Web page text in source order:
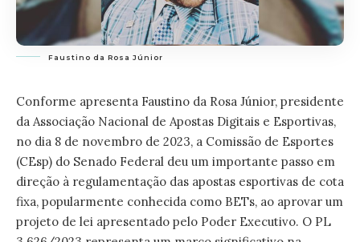
Faustino da Rosa Júnior
Conforme apresenta Faustino da Rosa Júnior, presidente
da Associação Nacional de Apostas Digitais e Esportivas,
no dia 8 de novembro de 2023, a Comissão de Esportes
(CEsp) do Senado Federal deu um importante passo em
direção à regulamentação das apostas esportivas de cota
fixa, popularmente conhecida como BETs, ao aprovar um
projeto de lei apresentado pelo Poder Executivo. O PL